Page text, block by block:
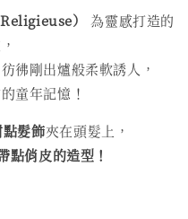
）
為靈感打造的
彿剛出爐般柔軟誘人，
童年記憶！
髮飾夾在頭髮上，
點俏皮的造型！